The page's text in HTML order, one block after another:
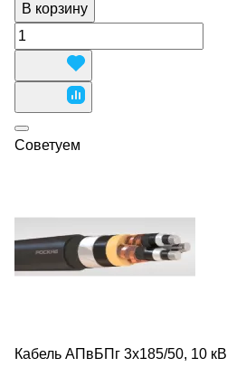
В корзину
Советуем
Кабель АПвБПг 3х185/50, 10 кВ